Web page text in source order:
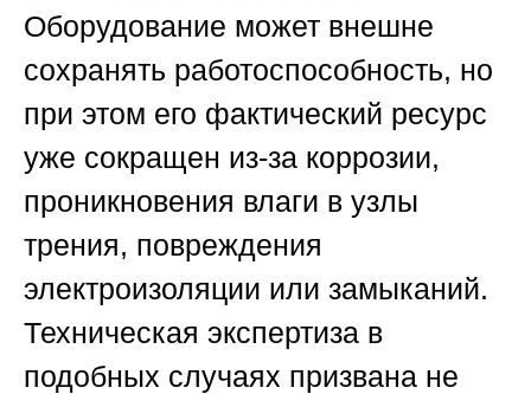
Оборудование может внешне
сохранять работоспособность, но
при этом его фактический ресурс
уже сокращен из-за коррозии,
проникновения влаги в узлы
трения, повреждения
электроизоляции или замыканий.
Техническая экспертиза в
подобных случаях призвана не